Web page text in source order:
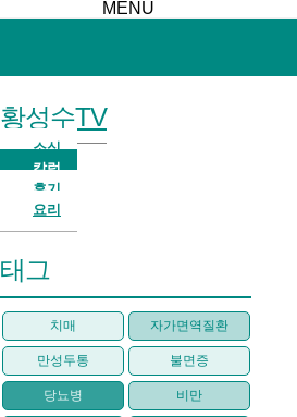
MENU
황성수TV
소식
칼럼
후기
요리
태그
치매 자가면역질환
만성두통 불면증
당뇨병 비만